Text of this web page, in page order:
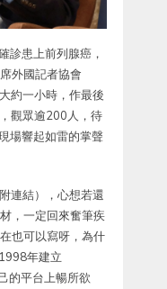
診患上前列腺癌，
外國記者協會
約一小時，作最後
觀眾逾200人，待
場響起如雷的掌聲
連結），心想若還
，一定回來奮筆疾
也可以寫呀，為什
年建立
的平台上暢所欲